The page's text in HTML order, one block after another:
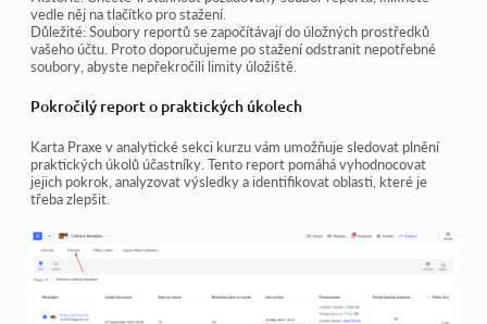
vedle něj na tlačítko pro stažení.
Důležité:Soubory reportů se započítávají do úložných prostředků
vašeho účtu. Proto doporučujeme po stažení odstranit nepotřebné
soubory, abyste nepřekročili limity úložiště.
Pokročilý report o praktických úkolech
Karta Praxev analytické sekci kurzu vám umožňuje sledovat plnění
praktických úkolůúčastníky. Tento report pomáhá vyhodnocovat
jejich pokrok, analyzovat výsledky a identifikovat oblasti, které je
třeba zlepšit.